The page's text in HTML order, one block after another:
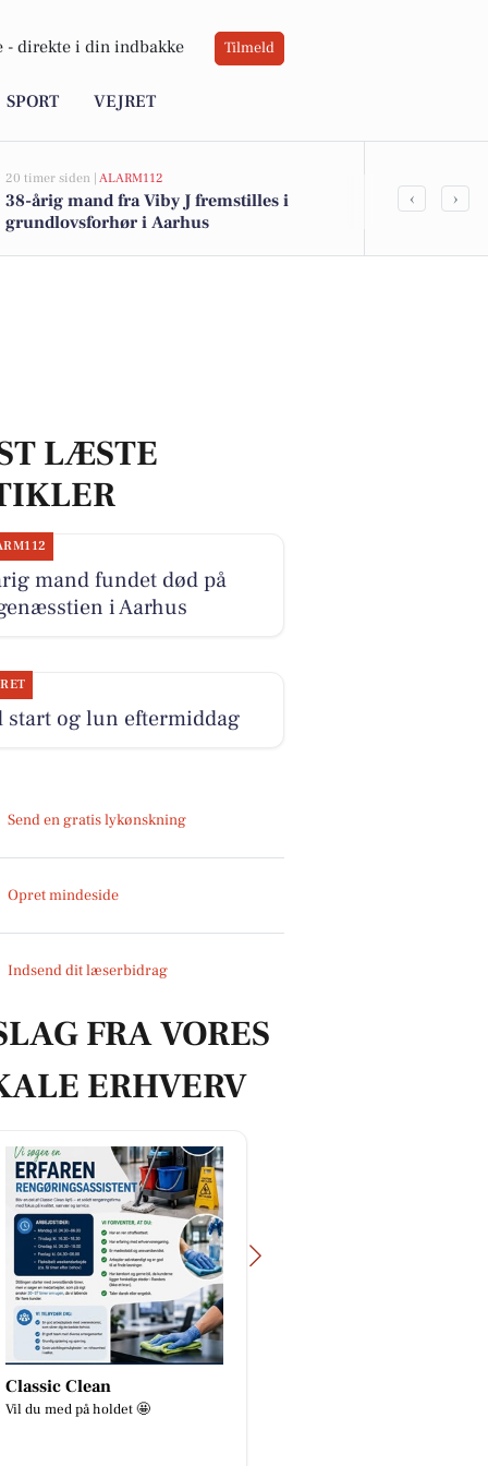
- direkte i din indbakke Tilmeld
SPORT VEJRET
20 timer siden | ALARM112
38-årig mand fra Viby J fremstilles i
grundlovsforhør i Aarhus
Viby J: To
‹ ›
LÆSTE
mand fundet død på
i Aarhus
start og lun eftermiddag
Send en gratis lykønskning
Opret mindeside
Indsend dit læserbidrag
FRA VORES
ERHVERV
Classic Clean
Vil du med på holdet 🤩